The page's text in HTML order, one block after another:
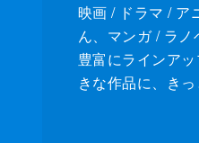
映画 / ドラマ / ア
ん、マンガ / ラノ
豊富にラインア
きな作品に、きっ